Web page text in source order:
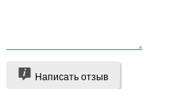
Написать отзыв